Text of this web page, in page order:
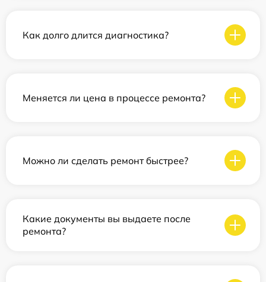
Как долго длится диагностика?
Меняется ли цена в процессе ремонта?
Можно ли сделать ремонт быстрее?
Какие документы вы выдаете после
ремонта?